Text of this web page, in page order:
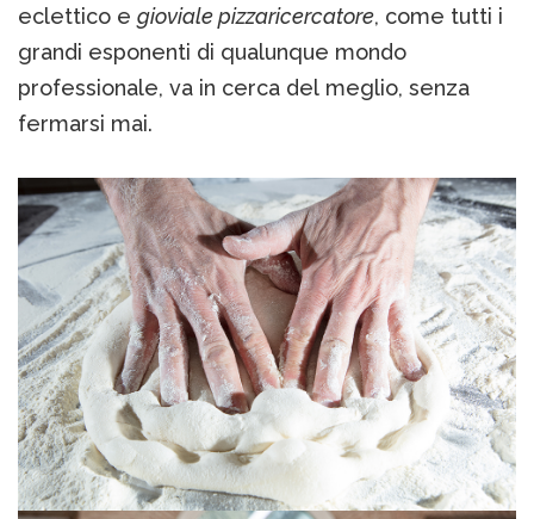
eclettico e gioviale pizzaricercatore, come tutti i
grandi esponenti di qualunque mondo
professionale, va in cerca del meglio, senza
fermarsi mai.